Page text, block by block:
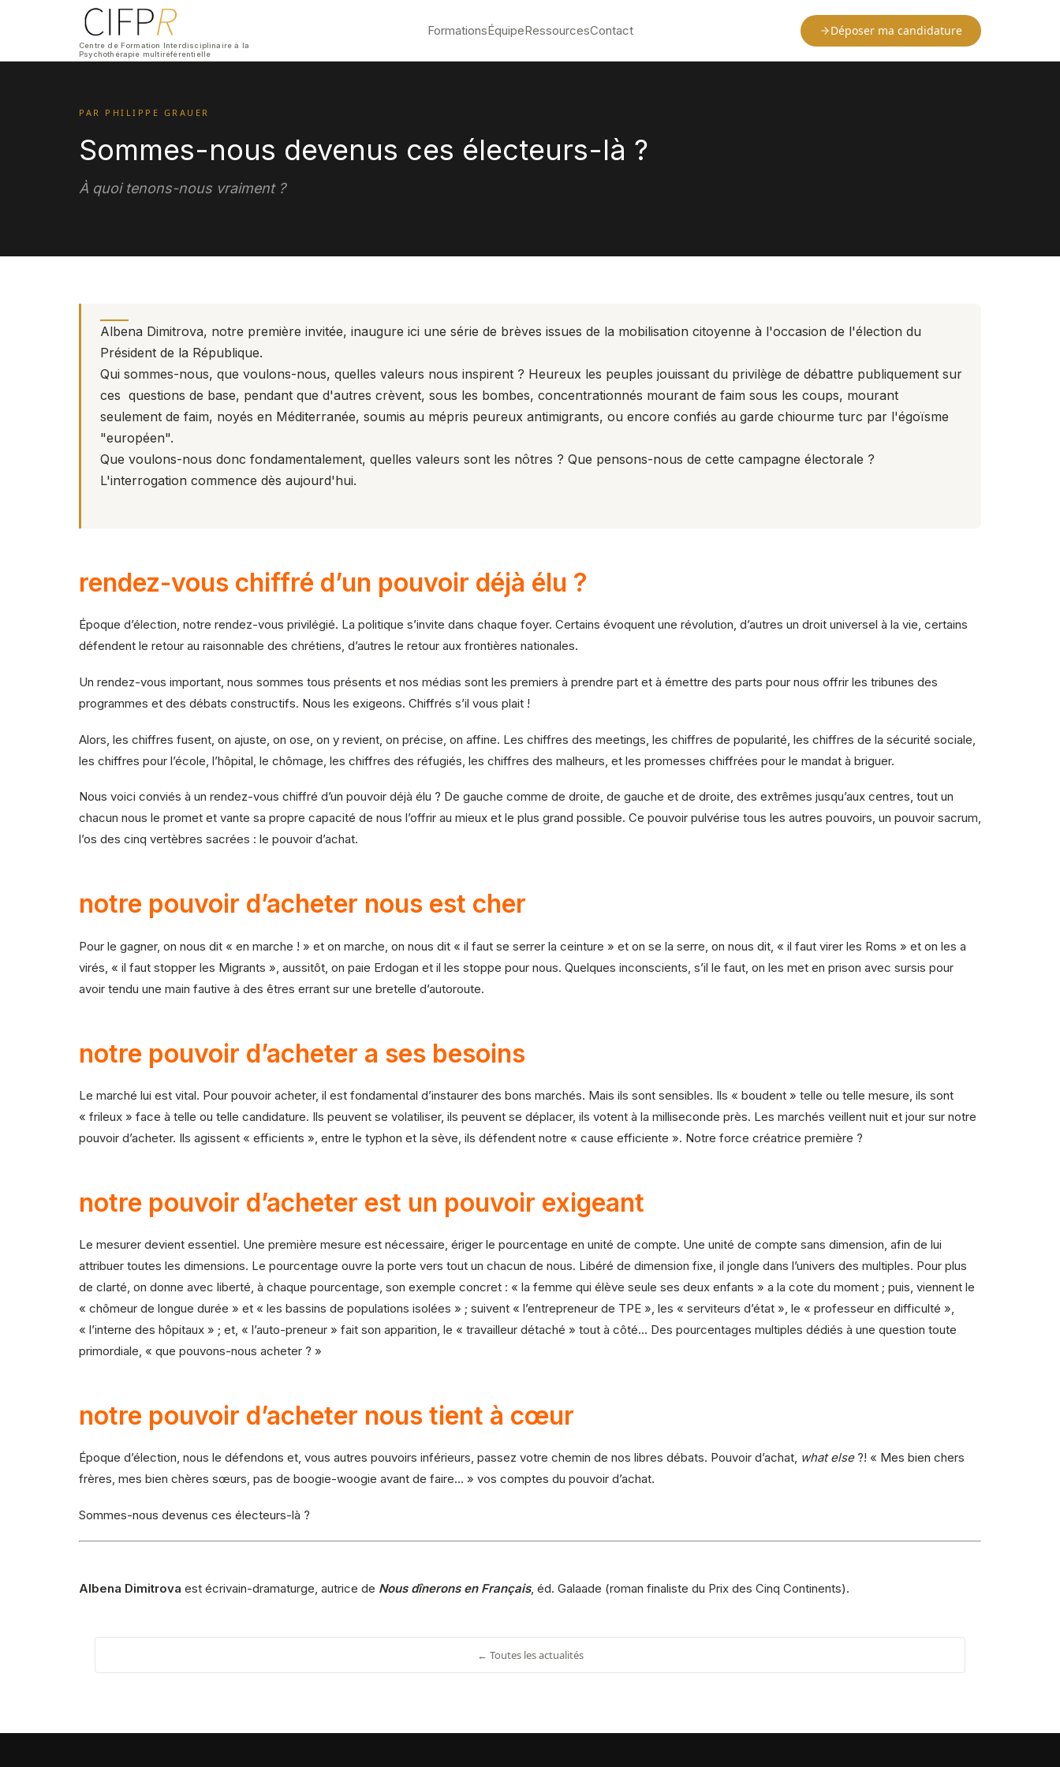
Centre de Formation Interdisciplinaire à la
Psychothérapie multiréférentielle
FormationsÉquipeRessourcesContact Déposer ma candidature
PAR PHILIPPE GRAUER
Sommes-nous devenus ces électeurs-là ?
À quoi tenons-nous vraiment ?
Albena Dimitrova, notre première invitée, inaugure ici une série de brèves issues de la mobilisation citoyenne à l'occasion de l'élection du
Président de la République.
Qui sommes-nous, que voulons-nous, quelles valeurs nous inspirent ? Heureux les peuples jouissant du privilège de débattre publiquement sur
ces questions de base, pendant que d'autres crèvent, sous les bombes, concentrationnés mourant de faim sous les coups, mourant
seulement de faim, noyés en Méditerranée, soumis au mépris peureux antimigrants, ou encore confiés au garde chiourme turc par l'égoïsme
"européen".
Que voulons-nous donc fondamentalement, quelles valeurs sont les nôtres ? Que pensons-nous de cette campagne électorale ?
L'interrogation commence dès aujourd'hui.
rendez-vous chiffré d’un pouvoir déjà élu ?
Époque d’élection, notre rendez-vous privilégié. La politique s’invite dans chaque foyer. Certains évoquent une révolution, d’autres un droit universel à la vie, certains
défendent le retour au raisonnable des chrétiens, d’autres le retour aux frontières nationales.
Un rendez-vous important, nous sommes tous présents et nos médias sont les premiers à prendre part et à émettre des parts pour nous offrir les tribunes des
programmes et des débats constructifs. Nous les exigeons. Chiffrés s’il vous plait !
Alors, les chiffres fusent, on ajuste, on ose, on y revient, on précise, on affine. Les chiffres des meetings, les chiffres de popularité, les chiffres de la sécurité sociale,
les chiffres pour l’école, l’hôpital, le chômage, les chiffres des réfugiés, les chiffres des malheurs, et les promesses chiffrées pour le mandat à briguer.
Nous voici conviés à un rendez-vous chiffré d’un pouvoir déjà élu ? De gauche comme de droite, de gauche et de droite, des extrêmes jusqu’aux centres, tout un
chacun nous le promet et vante sa propre capacité de nous l’offrir au mieux et le plus grand possible. Ce pouvoir pulvérise tous les autres pouvoirs, un pouvoir sacrum,
l’os des cinq vertèbres sacrées : le pouvoir d’achat.
notre pouvoir d’acheter nous est cher
Pour le gagner, on nous dit « en marche ! » et on marche, on nous dit « il faut se serrer la ceinture » et on se la serre, on nous dit, « il faut virer les Roms » et on les a
virés, « il faut stopper les Migrants », aussitôt, on paie Erdogan et il les stoppe pour nous. Quelques inconscients, s’il le faut, on les met en prison avec sursis pour
avoir tendu une main fautive à des êtres errant sur une bretelle d’autoroute.
notre pouvoir d’acheter a ses besoins
Le marché lui est vital. Pour pouvoir acheter, il est fondamental d’instaurer des bons marchés. Mais ils sont sensibles. Ils « boudent » telle ou telle mesure, ils sont
« frileux » face à telle ou telle candidature. Ils peuvent se volatiliser, ils peuvent se déplacer, ils votent à la milliseconde près. Les marchés veillent nuit et jour sur notre
pouvoir d’acheter. Ils agissent « efficients », entre le typhon et la sève, ils défendent notre « cause efficiente ». Notre force créatrice première ?
notre pouvoir d’acheter est un pouvoir exigeant
Le mesurer devient essentiel. Une première mesure est nécessaire, ériger le pourcentage en unité de compte. Une unité de compte sans dimension, afin de lui
attribuer toutes les dimensions. Le pourcentage ouvre la porte vers tout un chacun de nous. Libéré de dimension fixe, il jongle dans l’univers des multiples. Pour plus
de clarté, on donne avec liberté, à chaque pourcentage, son exemple concret : « la femme qui élève seule ses deux enfants » a la cote du moment ; puis, viennent le
« chômeur de longue durée » et « les bassins de populations isolées » ; suivent « l’entrepreneur de TPE », les « serviteurs d’état », le « professeur en difficulté »,
« l’interne des hôpitaux » ; et, « l’auto-preneur » fait son apparition, le « travailleur détaché » tout à côté… Des pourcentages multiples dédiés à une question toute
primordiale, « que pouvons-nous acheter ? »
notre pouvoir d’acheter nous tient à cœur
Époque d’élection, nous le défendons et, vous autres pouvoirs inférieurs, passez votre chemin de nos libres débats. Pouvoir d’achat, what else ?! « Mes bien chers
frères, mes bien chères sœurs, pas de boogie-woogie avant de faire… » vos comptes du pouvoir d’achat.
Sommes-nous devenus ces électeurs-là ?
Albena Dimitrova est écrivain-dramaturge, autrice de Nous dînerons en Français, éd. Galaade (roman finaliste du Prix des Cinq Continents).
← Toutes les actualités